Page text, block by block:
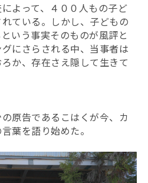
よって、４００人もの子ど
ている。しかし、子どもの
いう事実そのものが風評と
にさらされる中、当事者は
か、存在さえ隠して生きて
原告であるこはくが今、カ
葉を語り始めた。